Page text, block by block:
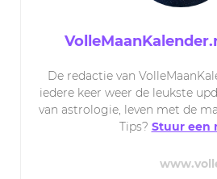
De redactie van
iedere keer weer de leukste
van astrologie, leven met de
Tips? Stuur een